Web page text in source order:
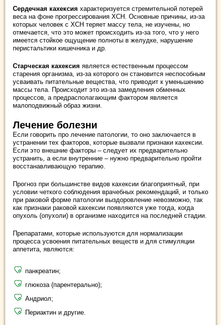
Сердечная кахексия характеризуется стремительной потерей
веса на фоне прогрессирования ХСН. Основные причины, из-за
которых человек с ХСН теряет массу тела, не изучены, но
отмечается, что это может происходить из-за того, что у него
имеется стойкое ощущение полноты в желудке, нарушение
перистальтики кишечника и др.
Старческая кахексия является естественным процессом
старения организма, из-за которого он становится неспособным
усваивать питательные вещества, что приводит к уменьшению
массы тела. Происходит это из-за замедления обменных
процессов, а предрасполагающим фактором является
малоподвижный образ жизни.
Лечение болезни
Если говорить про лечение патологии, то оно заключается в
устранении тех факторов, которые вызвали признаки кахексии.
Если это внешние факторы – следует их предварительно
устранить, а если внутренние – нужно предварительно пройти
восстанавливающую терапию.
Прогноз при большинстве видов кахексии благоприятный, при
условии четкого соблюдения врачебных рекомендаций, и только
при раковой форме патологии выздоровление невозможно, так
как признаки раковой кахексии появляются уже тогда, когда
опухоль (опухоли) в организме находится на последней стадии.
Препаратами, которые используются для нормализации
процесса усвоения питательных веществ и для стимуляции
аппетита, являются:
панкреатин;
глюкоза (парентерально);
Андриол;
Периактин и другие.